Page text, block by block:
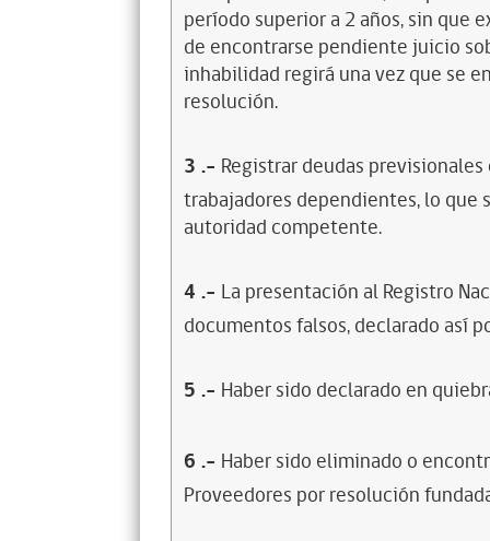
período superior a 2 años, sin que
de encontrarse pendiente juicio
inhabilidad regirá una vez que se
resolución.
3 .- Registrar deudas
trabajadores dependientes, lo
autoridad competente.
4 .- La presentación al Registro
documentos falsos, declarado así
5 .- Haber sido declarado en
6 .- Haber sido eliminado o
Proveedores por resolución